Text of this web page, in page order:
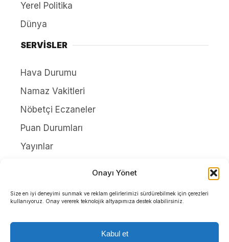
Onayı Yönet
Size en iyi deneyimi sunmak ve reklam gelirlerimizi sürdürebilmek için çerezleri
kullanıyoruz. Onay vererek teknolojik altyapımıza destek olabilirsiniz.
Kabul et
Yerel Politika
Dünya
SERVİSLER
Hava Durumu
Namaz Vakitleri
Nöbetçi Eczaneler
Puan Durumları
Yayınlar
İletişim